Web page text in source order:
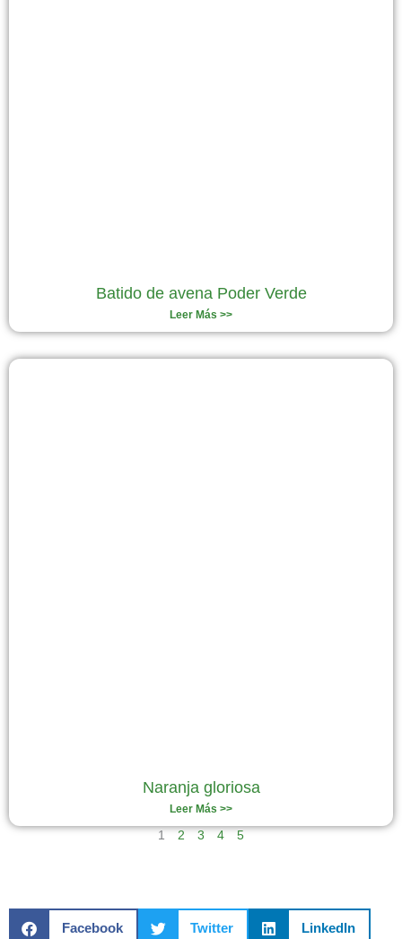
Batido de avena Poder Verde
Leer Más >>
Naranja gloriosa
Leer Más >>
1 2 3 4 5
Facebook Twitter LinkedIn